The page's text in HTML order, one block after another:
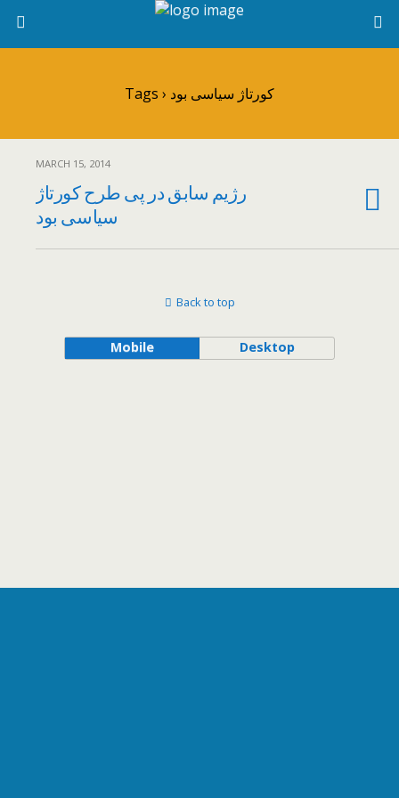
Tags › کورتاژ سیاسی بود
MARCH 15, 2014
رژیم سابق در پی طرح کورتاژ
سیاسی بود
Back to top
Mobile Desktop